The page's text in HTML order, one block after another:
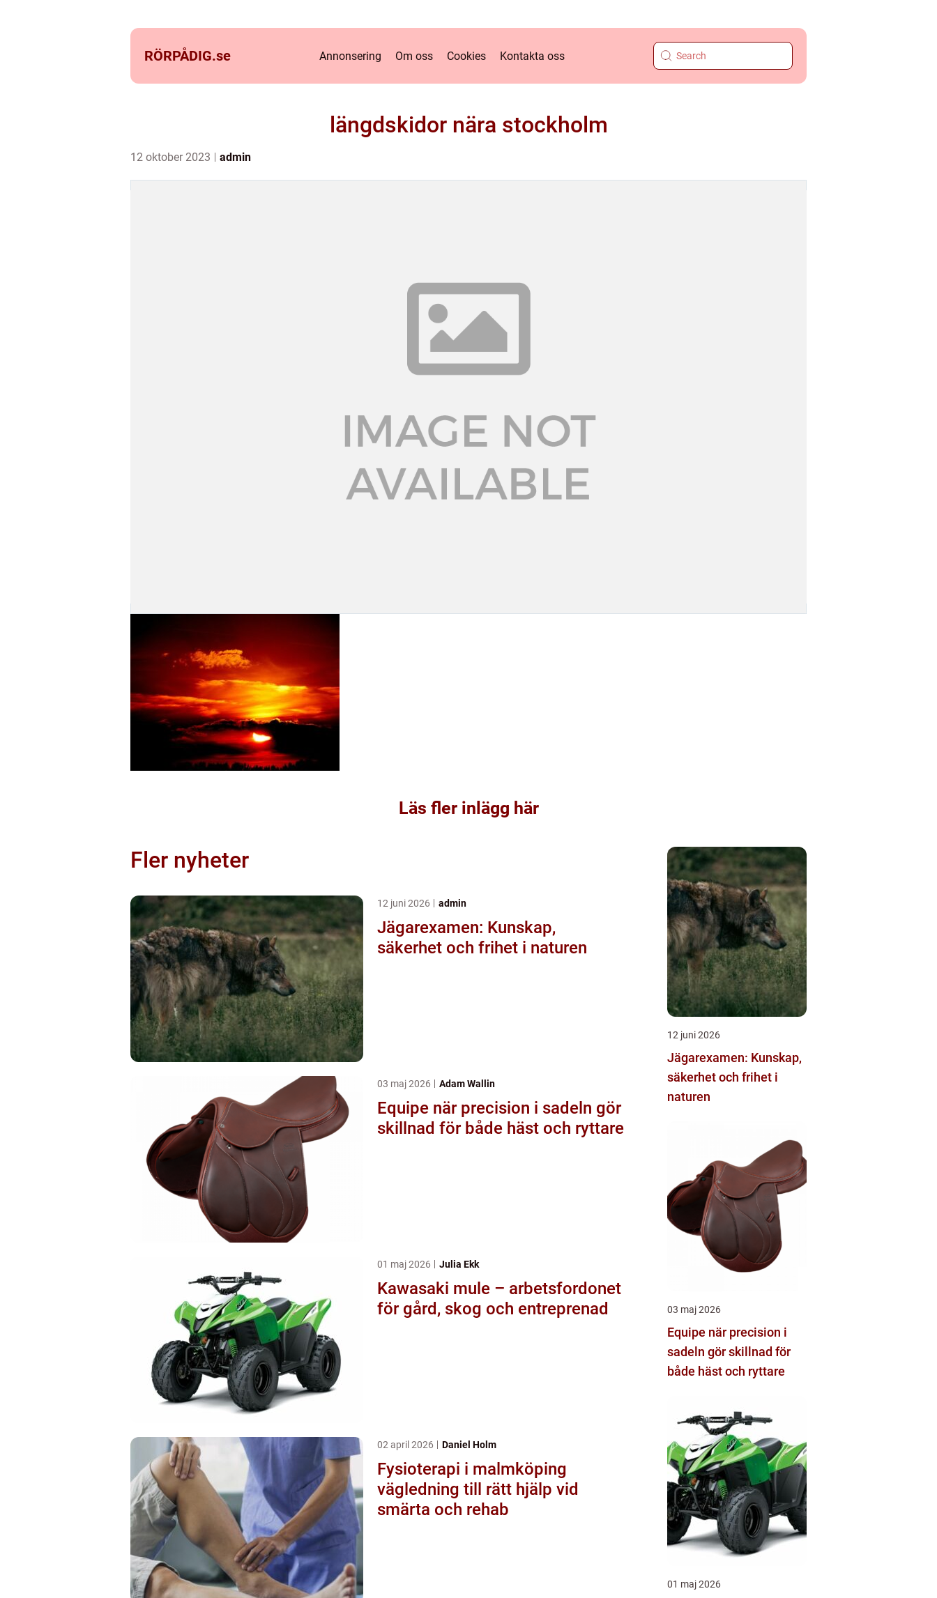
RÖRPÅDIG.se Annonsering Om oss Cookies Kontakta oss
längdskidor nära stockholm
12 oktober 2023 admin
Läs fler inlägg här
Fler nyheter
12 juni 2026 admin
Jägarexamen: Kunskap,
säkerhet och frihet i naturen
03 maj 2026 Adam Wallin
Equipe när precision i sadeln gör
skillnad för både häst och ryttare
01 maj 2026 Julia Ekk
Kawasaki mule – arbetsfordonet
för gård, skog och entreprenad
02 april 2026 Daniel Holm
Fysioterapi i malmköping
vägledning till rätt hjälp vid
smärta och rehab
12 juni 2026
Jägarexamen: Kunskap,
säkerhet och frihet i
naturen
03 maj 2026
Equipe när precision i
sadeln gör skillnad för
både häst och ryttare
01 maj 2026